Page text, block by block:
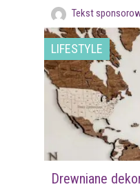
Tekst
LIFESTYLE
Drewniane